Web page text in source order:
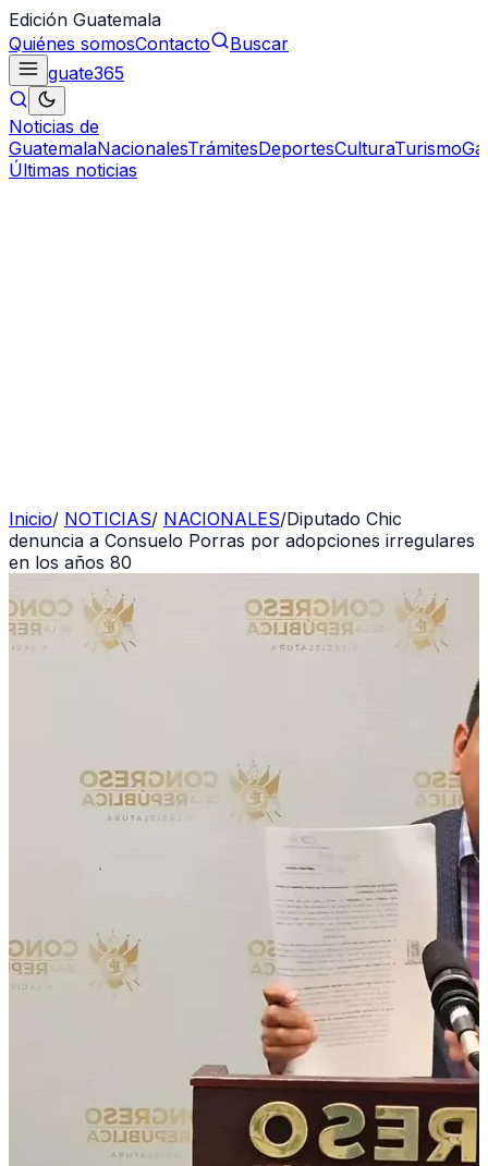
Edición Guatemala
Quiénes somosContacto
Buscar
guate365
Noticias de
GuatemalaNacionalesTrámitesDeportesCulturaTurismo
Últimas noticias
Inicio/ NOTICIAS/ NACIONALES/Diputado Chic
denuncia a Consuelo Porras por adopciones irregulares
en los años 80